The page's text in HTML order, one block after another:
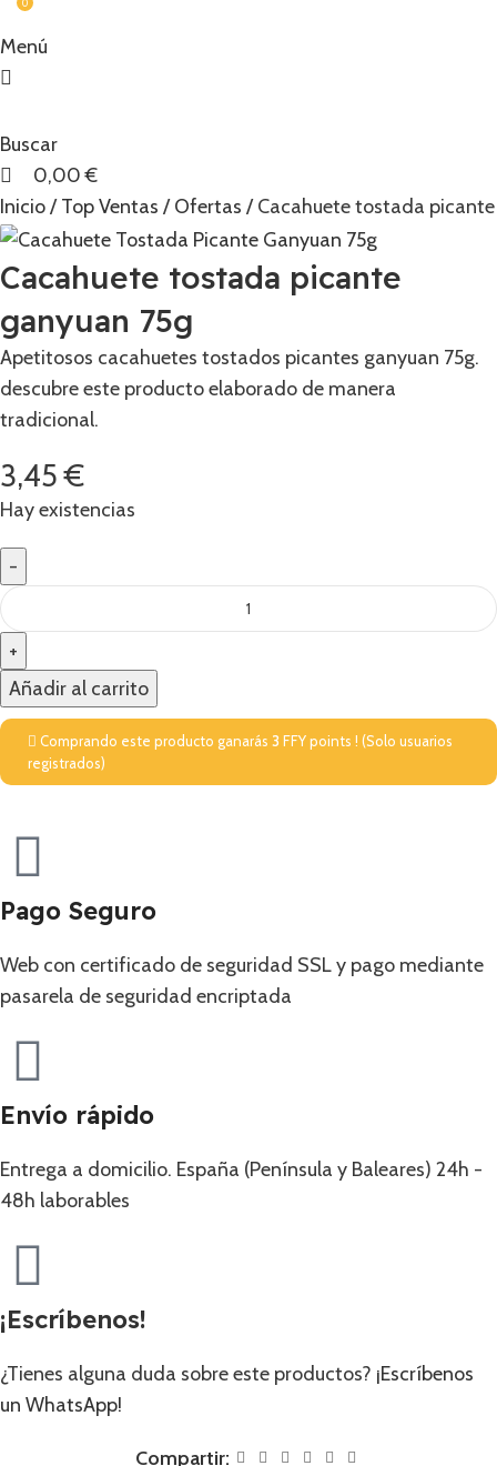
Menú
Buscar
0
0,00€
Inicio
Top Ventas Ofertas Cacahuete tostada
Cacahuete tostada picante
ganyuan 75g
Apetitosos cacahuetes tostados picantes ganyuan 75g.
descubre este producto elaborado de manera
tradicional.
3,45€
Hay existencias
Añadir al carrito
Comprando este producto ganarás 3 FFY points ! (Solo usuarios
registrados)
Pago Seguro
Web con certificado de seguridad SSL y pago mediante
pasarela de seguridad encriptada
Envío rápido
Entrega a domicilio. España (Península y Baleares) 24h -
48h laborables
¡Escríbenos!
¿Tienes alguna duda sobre este productos? ¡Escríbenos
un WhatsApp!
Compartir: